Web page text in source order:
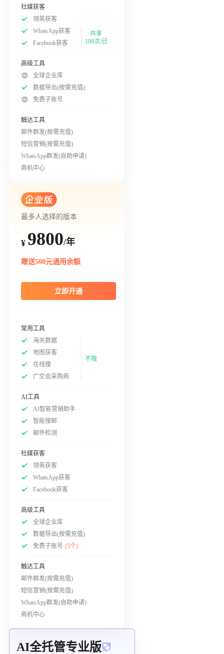
社媒获客
领英获客
WhatsApp获客
Facebook获客
共享
100次/日
高级工具
全球企业库
数据导出(按需充值)
免费子账号
触达工具
邮件群发(按需充值)
短信营销(按需充值)
WhatsApp群发(自助申请)
商机中心
最多人选择的版本
¥ 9800/年
赠送500元通用余额
立即开通
常用工具
海关数据
地图获客
在线搜
广交会采购商
不限
AI工具
AI智能营销助手
智能搜邮
邮件检测
社媒获客
领英获客
WhatsApp获客
Facebook获客
高级工具
全球企业库
数据导出(按需充值)
免费子账号 (5个)
触达工具
邮件群发(按需充值)
短信营销(按需充值)
WhatsApp群发(自助申请)
商机中心
AI全托管专业版